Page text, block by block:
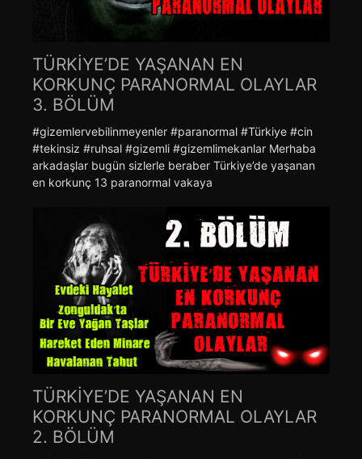
TÜRKİYE’DE YAŞANAN EN
KORKUNÇ PARANORMAL OLAYLAR
3. BÖLÜM
#gizemlervebilinmeyenler #paranormal #Türkiye #cin
#tekinsiz #ruhsal #gizemli #gizemlimekanlar Merhaba
arkadaşlar bugün sizlerle beraber Türkiye’de yaşanan
en korkunç 13 paranormal vakaya
TÜRKİYE’DE YAŞANAN EN
KORKUNÇ PARANORMAL OLAYLAR
2. BÖLÜM